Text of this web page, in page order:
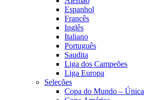
Espanhol
Francês
Inglês
Italiano
Português
Saudita
Liga dos Campeões
Liga Europa
Seleções
Copa do Mundo – Única